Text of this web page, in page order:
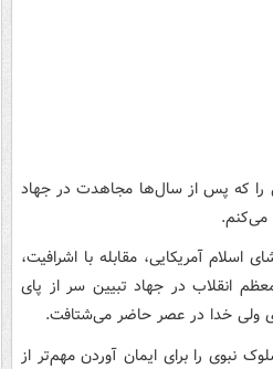
که پس از سال‌ها مجاهدت در جهاد
آمریکایی، مقابله با اشرافیت،
انقلاب در جهاد تبیین سر از پای
ولی خدا در عصر حاضر می‌شتافت.
نبوی را برای ایمان آوردن مهم‌تر از